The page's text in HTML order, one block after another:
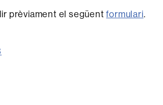
prèviament el següentformulari.